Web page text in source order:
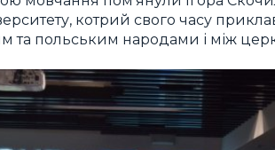
котрий свого часу
та польським народами і між